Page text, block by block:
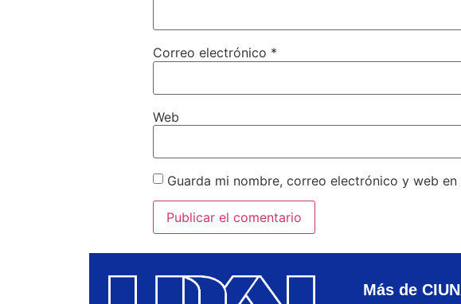
Correo electrónico *
Web
Guarda mi nombre, correo electrónico y web
Más de